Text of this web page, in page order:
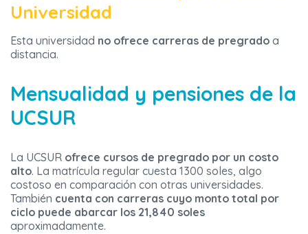
Universidad
Esta universidad no ofrece carreras de pregrado a
distancia.
Mensualidad y pensiones de la
UCSUR
La UCSUR ofrece cursos de pregrado por un costo
alto. La matrícula regular cuesta 1300 soles, algo
costoso en comparación con otras universidades.
También cuenta con carreras cuyo monto total por
ciclo puede abarcar los 21,840 soles
aproximadamente.